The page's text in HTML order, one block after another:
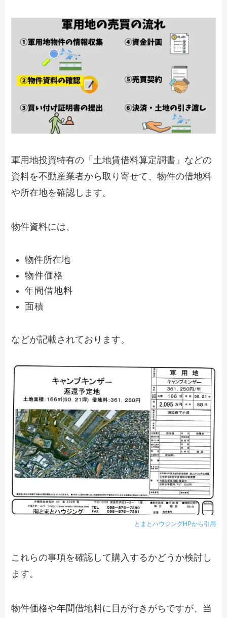
軍用地投資特有の「土地賃借料算定調書」などの
資料を不動産業者から取り寄せて、物件の借地料
や所在地を確認します。
物件資料には、
物件所在地
物件価格
年間借地料
面積
などが記載されております。
とまとハウジングHPから引用
これらの事項を確認して購入するかどうか検討し
ます。
物件価格や年間借地料に目が行きがちですが、 当